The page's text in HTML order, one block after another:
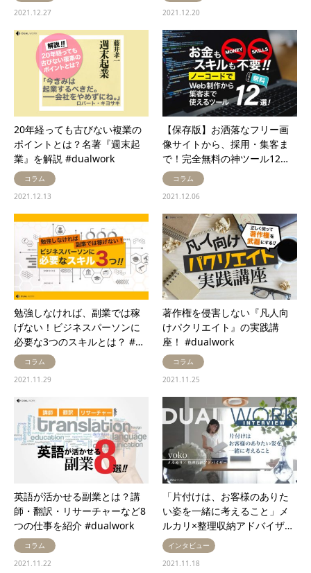
2021.12.27
2021.12.20
20年経っても古びない複業の
ポイントとは？名著『週末起
業』を解説 #dualwork
コラム
2021.12.13
【保存版】お洒落なフリー画
像サイトから、採用・集客ま
で！完全無料の神ツール12…
コラム
2021.12.06
勉強しなければ、副業では稼
げない！ビジネスパーソンに
必要な3つのスキルとは？ #…
コラム
2021.11.29
著作権を侵害しない『凡人向
けパクリエイト』の実践講
座！ #dualwork
コラム
2021.11.25
英語が活かせる副業とは？講
師・翻訳・リサーチャーなど8
つの仕事を紹介 #dualwork
コラム
2021.11.22
「片付けは、お客様のありた
い姿を一緒に考えること」メ
ルカリ×整理収納アドバイザ…
インタビュー
2021.11.18